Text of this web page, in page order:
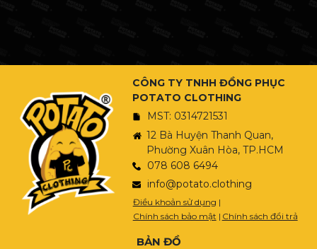
CÔNG TY TNHH ĐỒNG PHỤC
POTATO CLOTHING
MST: 0314721531
12 Bà Huyện Thanh Quan,
Phường Xuân Hòa, TP.HCM
078 608 6494
info@potato.clothing
Điều khoản sử dụng |
Chính sách bảo mật | Chính sách đổi trả
BẢN ĐỒ